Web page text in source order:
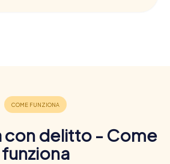
con delitto - Come
funziona